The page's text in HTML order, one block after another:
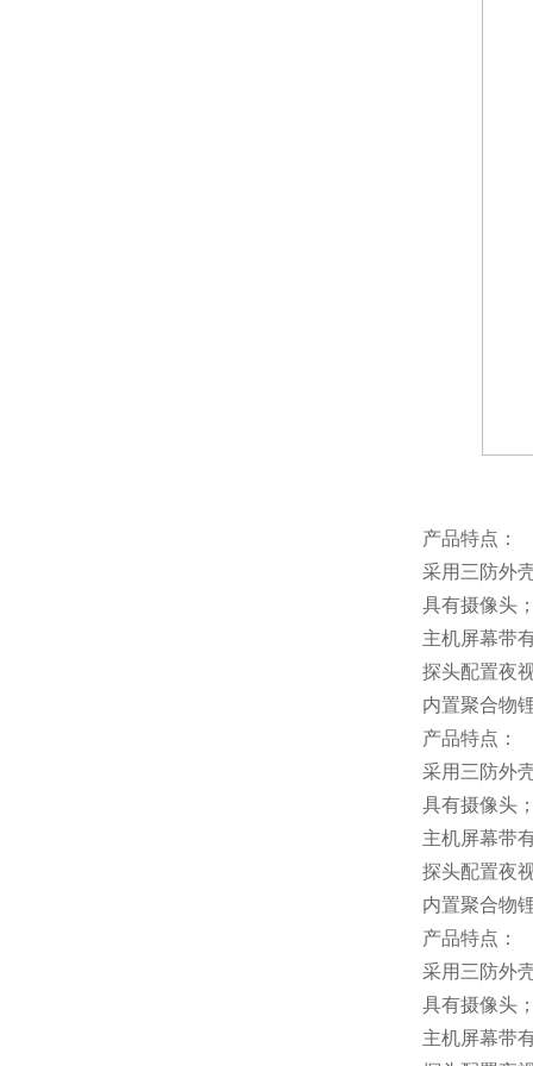
产品特点：
采用三防外
具有摄像头
主机屏幕带
探头配置夜
内置聚合物
产品特点：
采用三防外
具有摄像头
主机屏幕带
探头配置夜
内置聚合物
产品特点：
采用三防外
具有摄像头
主机屏幕带